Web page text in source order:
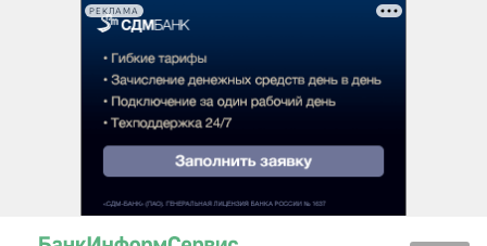
РЕКЛАМА